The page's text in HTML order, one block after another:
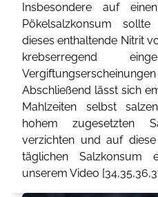
Insbesondere auf
Pökelsalzkonsum
dieses enthaltende Nitrit
krebserregend
Abschließend lässt sich
Mahlzeiten selbst
hohem zugesetzten
verzichten und auf
täglichen Salzkonsum
unserem Video [34,35,36,